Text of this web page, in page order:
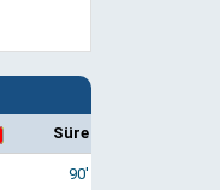
Süre
90'